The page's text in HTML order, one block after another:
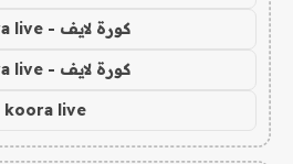
كورة لايف - koora live
كورة لايف - koora live
koora live